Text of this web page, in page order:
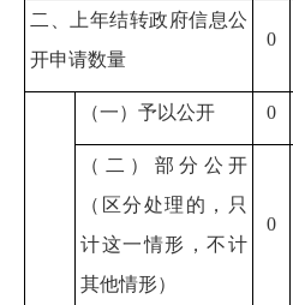
二、上年结转政府信息公
开申请数量
0
（一）予以公开 0
（二）部分公开
（区分处理的，只
计这一情形，不计
其他情形）
0